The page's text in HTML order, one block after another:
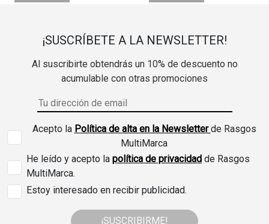
¡SUSCRÍBETE A LA NEWSLETTER!
Al suscribirte obtendrás un 10% de descuento no
acumulable con otras promociones
Acepto la Política de alta en la Newsletterde Rasgos
MultiMarca
He leído y acepto la política de privacidad de Rasgos
MultiMarca.
Estoy interesado en recibir publicidad.
¡SUSCRIBIRME!